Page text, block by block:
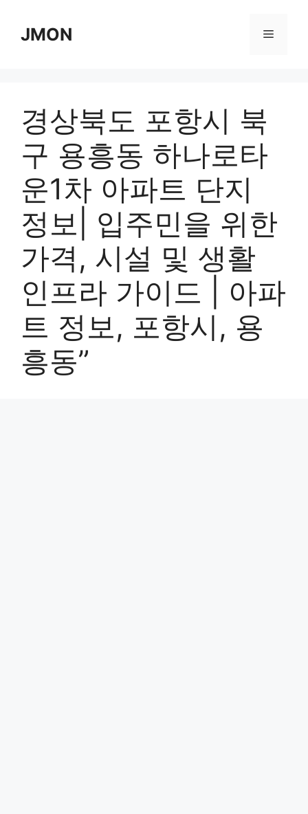
contentJMON Menu
경상북도 포항시 북
구 용흥동 하나로타
운1차 아파트 단지
정보| 입주민을 위한
가격, 시설 및 생활
인프라 가이드 | 아파
트 정보, 포항시, 용
흥동”